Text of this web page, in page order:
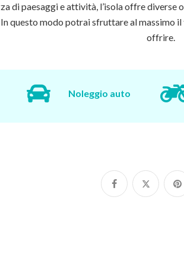
di paesaggi e attività, l’isola offre
questo modo potrai sfruttare al massimo
offrire.
Noleggio auto